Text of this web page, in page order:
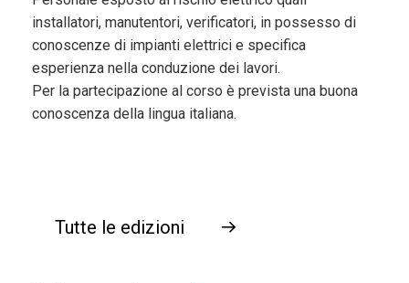
installatori, manutentori, verificatori, in possesso di
conoscenze di impianti elettrici e specifica
esperienza nella conduzione dei lavori.
Per la partecipazione al corso è prevista una buona
conoscenza della lingua italiana.
Tutte le edizioni →